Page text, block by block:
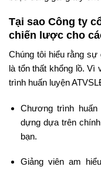
Tại sao Công ty
chiến lược cho
Chúng tôi hiểu rằng sự
là tổn thất khổng lồ.
trình huấn luyện
Chương trình
dựng dựa trên
bạn.
Giảng viên am